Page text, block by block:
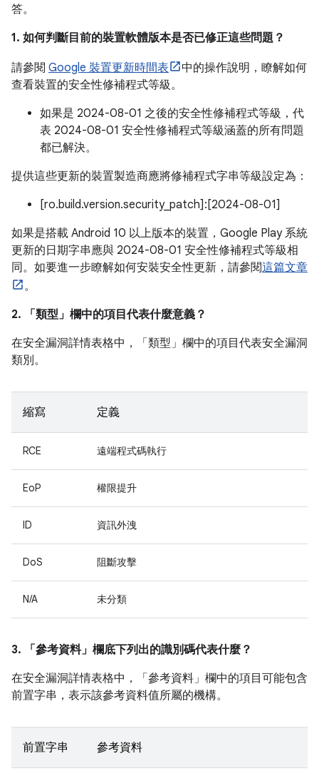
答。
1. 如何判斷目前的裝置軟體版本是否已修正這些問題？
請參閱 Google 裝置更新時間表
中的操作說明，瞭解如何
查看裝置的安全性修補程式等級。
如果是 2024-08-01 之後的安全性修補程式等級，代
表 2024-08-01 安全性修補程式等級涵蓋的所有問題
都已解決。
提供這些更新的裝置製造商應將修補程式字串等級設定為：
[ro.build.version.security_patch]:[2024-08-01]
如果是搭載 Android 10 以上版本的裝置，Google Play 系統
更新的日期字串應與 2024-08-01 安全性修補程式等級相
同。如要進一步瞭解如何安裝安全性更新，請參閱這篇文章
。
2. 「類型」 欄中的項目代表什麼意義？
在安全漏洞詳情表格中，「類型」 欄中的項目代表安全漏洞
類別。
縮寫 定義
RCE 遠端程式碼執行
EoP 權限提升
ID 資訊外洩
DoS 阻斷攻擊
N/A 未分類
3. 「參考資料」 欄底下列出的識別碼代表什麼？
在安全漏洞詳情表格中，「參考資料」 欄中的項目可能包含
前置字串，表示該參考資料值所屬的機構。
前置字串 參考資料